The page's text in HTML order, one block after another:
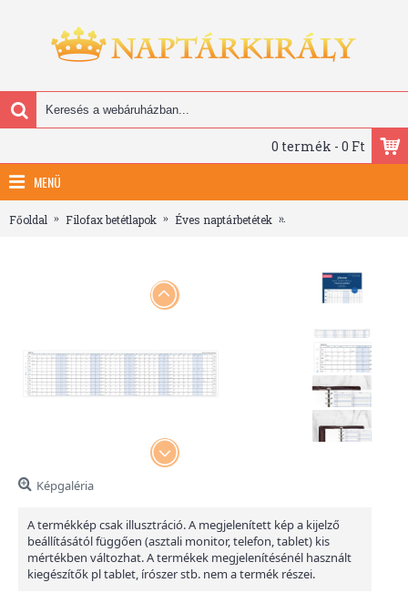
0 termék - 0 Ft
MENÜ
Főoldal Filofax betétlapok Éves naptárbetétek
Képgaléria
A termékkép csak illusztráció. A megjelenített kép a kijelző
beállításától függően (asztali monitor, telefon, tablet) kis
mértékben változhat. A termékek megjelenítésénél használt
kiegészítők pl tablet, írószer stb. nem a termék részei.